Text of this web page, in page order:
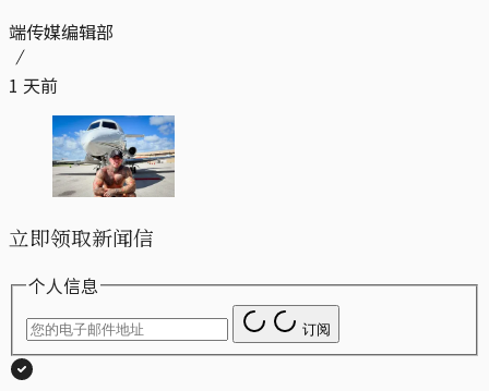
端传媒编辑部
1 天前
立即领取新闻信
个人信息
订阅